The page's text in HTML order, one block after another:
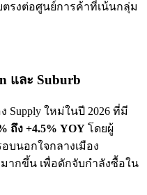
รงต่อศูนย์การค้าที่เน้นกลุ่ม
และ Suburb
Supply ใหม่ในปี 2026 ที่มี
ถึง +4.5% YOY โดยผู้
นอกใจกลางเมือง
มากขึ้น เพื่อดักจับกำลังซื้อใน